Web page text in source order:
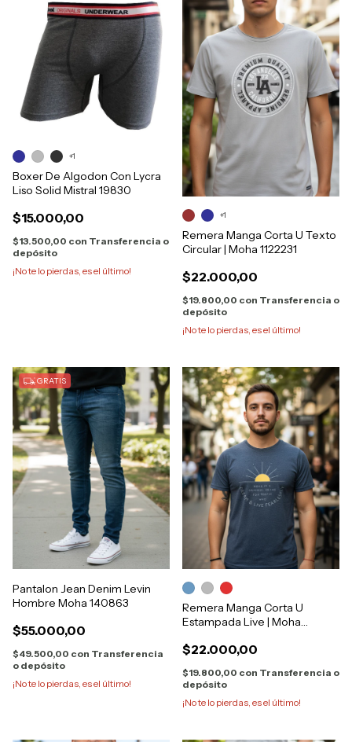
Boxer De Algodon Con Lycra
Liso Solid Mistral 19830
$15.000,00
$13.500,00 con Transferencia o
depósito
¡No te lo pierdas, es el último!
+1
Remera Manga Corta U Texto
Circular | Moha 1122231
$22.000,00
$19.800,00 con Transferencia o
depósito
¡No te lo pierdas, es el último!
+1
GRATIS
Pantalon Jean Denim Levin
Hombre Moha 140863
$55.000,00
$49.500,00 con Transferencia
o depósito
¡No te lo pierdas, es el último!
Remera Manga Corta U
Estampada Live | Moha
$22.000,00
$19.800,00 con Transferencia o
depósito
¡No te lo pierdas, es el último!